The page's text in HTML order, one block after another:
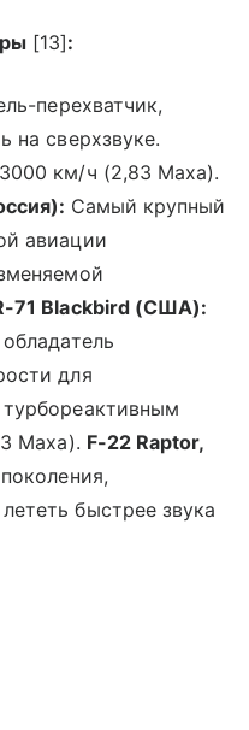
[13]:
перехватчик,
на сверхзвуке.
км/ч (2,83 Маха).
Самый крупный
авиации
71 Blackbird (США):
для
Маха). F-22 Raptor,
быстрее звука